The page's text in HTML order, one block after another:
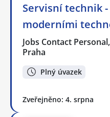
Servisní technik -
moderními
Jobs Contact
Praha
Plný úvazek
Zveřejněno: 4. srpna